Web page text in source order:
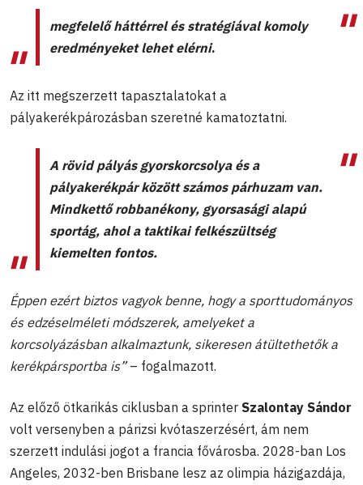
megfelelő háttérrel és stratégiával komoly
eredményeket lehet elérni.
Az itt megszerzett tapasztalatokat a
pályakerékpározásban szeretné kamatoztatni.
A rövid pályás gyorskorcsolya és a
pályakerékpár között számos párhuzam van.
Mindkettő robbanékony, gyorsasági alapú
sportág, ahol a taktikai felkészültség
kiemelten fontos.
Éppen ezért biztos vagyok benne, hogy a sporttudományos
és edzéselméleti módszerek, amelyeket a
korcsolyázásban alkalmaztunk, sikeresen átültethetők a
kerékpársportba is”– fogalmazott.
Az előző ötkarikás ciklusban a sprinter Szalontay Sándor
volt versenyben a párizsi kvótaszerzésért, ám nem
szerzett indulási jogot a francia fővárosba. 2028-ban Los
Angeles, 2032-ben Brisbane lesz az olimpia házigazdája,